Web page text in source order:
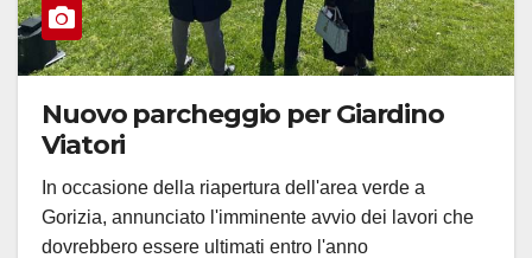
Nuovo parcheggio per Giardino
Viatori
In occasione della riapertura dell'area verde a
Gorizia, annunciato l'imminente avvio dei lavori che
dovrebbero essere ultimati entro l'anno